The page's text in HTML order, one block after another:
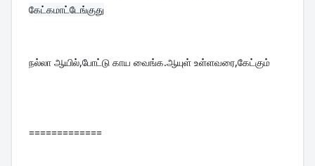
கேட்கமாட்டேங்குது
நல்லா ஆயில்,போட்டு காய வைங்க.ஆயுள் உள்ளவரை,கேட்கும்
=============